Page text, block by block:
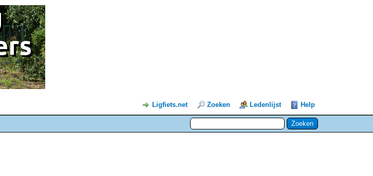
Ligfiets.net Zoeken Ledenlijst Help